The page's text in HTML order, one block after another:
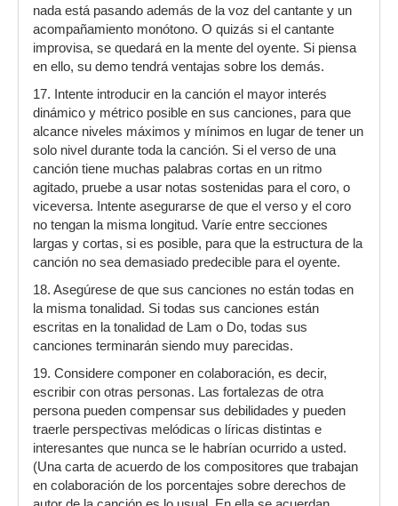
nada está pasando además de la voz del cantante y un
acompañamiento monótono. O quizás si el cantante
improvisa, se quedará en la mente del oyente. Si piensa
en ello, su demo tendrá ventajas sobre los demás.
17. Intente introducir en la canción el mayor interés
dinámico y métrico posible en sus canciones, para que
alcance niveles máximos y mínimos en lugar de tener un
solo nivel durante toda la canción. Si el verso de una
canción tiene muchas palabras cortas en un ritmo
agitado, pruebe a usar notas sostenidas para el coro, o
viceversa. Intente asegurarse de que el verso y el coro
no tengan la misma longitud. Varíe entre secciones
largas y cortas, si es posible, para que la estructura de la
canción no sea demasiado predecible para el oyente.
18. Asegúrese de que sus canciones no están todas en
la misma tonalidad. Si todas sus canciones están
escritas en la tonalidad de Lam o Do, todas sus
canciones terminarán siendo muy parecidas.
19. Considere componer en colaboración, es decir,
escribir con otras personas. Las fortalezas de otra
persona pueden compensar sus debilidades y pueden
traerle perspectivas melódicas o líricas distintas e
interesantes que nunca se le habrían ocurrido a usted.
(Una carta de acuerdo de los compositores que trabajan
en colaboración de los porcentajes sobre derechos de